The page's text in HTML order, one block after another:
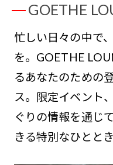
GOETHE
忙しい日々の中で
を。GOETHE
るあなたのための
ス。限定イベント
ぐりの情報を通じ
きる特別なひとと